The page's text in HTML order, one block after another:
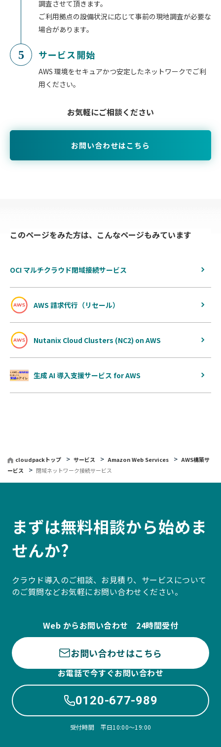
調査させて頂きます。
ご利用拠点の設備状況に応じて事前の現地調査が必要な
場合があります。
5 サービス開始
AWS 環境をセキュアかつ安定したネットワークでご利
用ください。
お気軽にご相談ください
お問い合わせはこちら
このページをみた方は、こんなページもみています
OCI マルチクラウド閉域接続サービス
AWS 請求代行（リセール）
Nutanix Cloud Clusters (NC2) on AWS
生成 AI 導入支援サービス for AWS
cloudpackトップ サービス Amazon Web Services
AWS構築サ
ービス
閉域ネットワーク接続サービス
まずは無料相談から始めま
せんか?
クラウド導入のご相談、お見積り、サービスについて
のご質問などお気軽にお問い合わせください。
Web からお問い合わせ 24時間受付
お問い合わせはこちら
お電話で今すぐお問い合わせ
0120-677-989
受付時間 平日10:00〜19:00